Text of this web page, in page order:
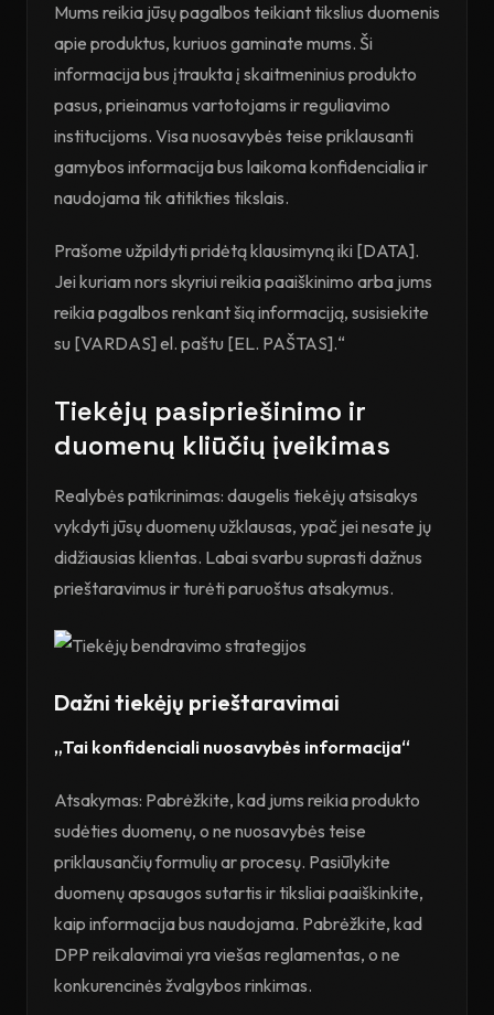
Mums reikia jūsų pagalbos teikiant tikslius duomenis
apie produktus, kuriuos gaminate mums. Ši
informacija bus įtraukta į skaitmeninius produkto
pasus, prieinamus vartotojams ir reguliavimo
institucijoms. Visa nuosavybės teise priklausanti
gamybos informacija bus laikoma konfidencialia ir
naudojama tik atitikties tikslais.
Prašome užpildyti pridėtą klausimyną iki [DATA].
Jei kuriam nors skyriui reikia paaiškinimo arba jums
reikia pagalbos renkant šią informaciją, susisiekite
su [VARDAS] el. paštu [EL. PAŠTAS].“
Tiekėjų pasipriešinimo ir
duomenų kliūčių įveikimas
Realybės patikrinimas: daugelis tiekėjų atsisakys
vykdyti jūsų duomenų užklausas, ypač jei nesate jų
didžiausias klientas. Labai svarbu suprasti dažnus
prieštaravimus ir turėti paruoštus atsakymus.
Dažni tiekėjų prieštaravimai
„Tai konfidenciali nuosavybės informacija“
Atsakymas: Pabrėžkite, kad jums reikia produkto
sudėties duomenų, o ne nuosavybės teise
priklausančių formulių ar procesų. Pasiūlykite
duomenų apsaugos sutartis ir tiksliai paaiškinkite,
kaip informacija bus naudojama. Pabrėžkite, kad
DPP reikalavimai yra viešas reglamentas, o ne
konkurencinės žvalgybos rinkimas.